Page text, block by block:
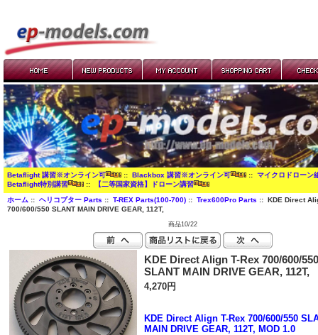
Betaflight 講習※オンライン可 :: Blackbox 講習※オンライン可 :: マイクロドローン
Betaflight特別講習
:: 【二等国家資格】ドローン講習
ホーム:: ヘリコプター Parts :: T-REX Parts(100-700):: Trex600Pro Parts :: KDE Direct
700/600/550 SLANT MAIN DRIVE GEAR, 112T,
商品10/22
KDE Direct Align T-Rex 700/600/550
SLANT MAIN DRIVE GEAR, 112T,
4,270円
KDE Direct Align T-Rex 700/600/550
MAIN DRIVE GEAR, 112T, MOD 1.0